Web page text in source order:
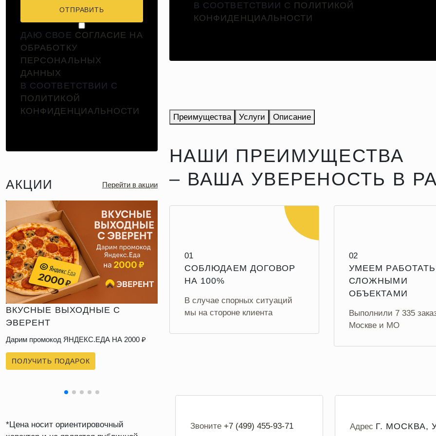
ОТПРАВИТЬ
ДАЮ СВОЕ СОГЛАСИЕ НА
ОБРАБОТКУ
ПЕРСОНАЛЬНЫХ
ДАННЫХ
В СООТВЕТСТВИИ С
ПОЛИТИКОЙ
КОНФИДЕНЦИАЛЬНОСТИ
АКЦИИ Перейти в акции
ВКУСНЫЕ ВЫХОДНЫЕ С
ЭВЕРЕНТ
Дарим промокод ЯНДЕКС.ЕДА НА 2000 ₽
ПОЛУЧИТЬ ПОДАРОК
НОЧНЫЕ СКИДКИ НА
ПРИГЛАСИ ДРУГА –
СКИДКУ
*Цена носит ориентировочный
В СООТВЕТСТВИИ С ПОЛИТИКОЙ
КОНФИДЕНЦИАЛЬНОСТИ
Преимущества Услуги Описание
НАШИ ПРЕИМУЩЕСТВА
– ВАША УВЕРЕНОСТЬ В
01
СОБЛЮДАЕМ ДОГОВОР
НА 100%
В случае спорных ситуаций
мы на стороне клиента
02
УМЕЕМ
СЛОЖНЫМИ
ОБЪЕКТАМИ
Выполнили 7 335
Москве и МО
Звоните +7 (499) 455-93-71 Адрес Г. МОСКВА,